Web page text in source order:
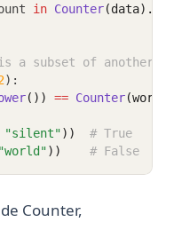
in Counter(data).
subset of another
):
()) == Counter(word2.
"silent"))
# True
"world")) # False
Counter,